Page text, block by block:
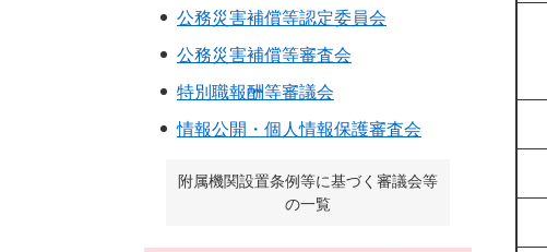
公務災害補償等認定委員会
公務災害補償等審査会
特別職報酬等審議会
情報公開・個人情報保護審査会
附属機関設置条例等に基づく審議会等
の一覧